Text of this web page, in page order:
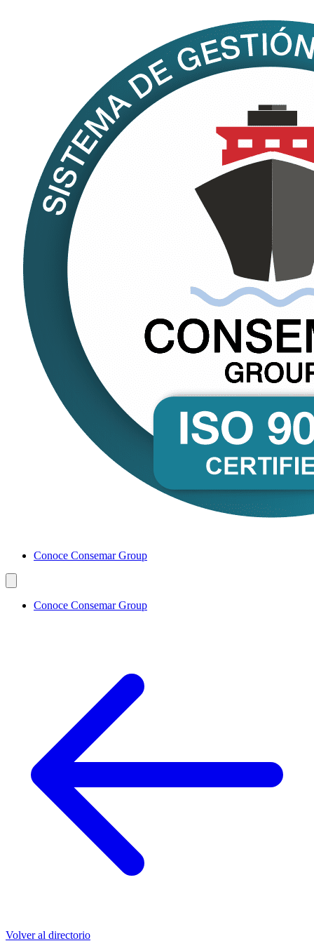
Conoce Consemar Group
Conoce Consemar Group
Volver al directorio